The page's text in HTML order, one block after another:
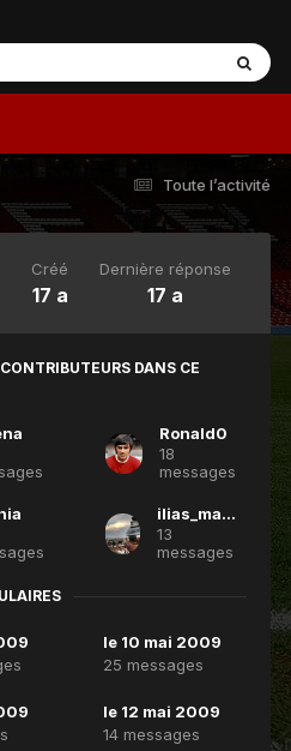
Toute l’activité
Créé
17 a
Dernière réponse
17 a
DANS CE
Ronald0
18
messages
ilias_manutd
13
messages
le 10 mai 2009
25 messages
le 12 mai 2009
14 messages